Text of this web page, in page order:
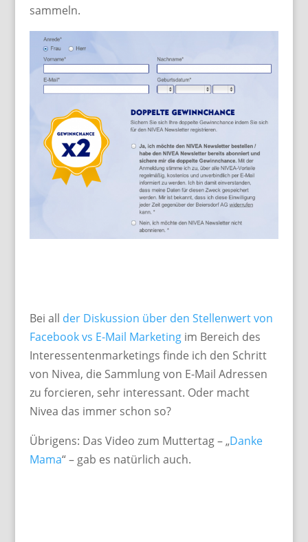
sammeln.
Bei all der Diskussion über den Stellenwert von
Facebook vs E-Mail Marketingim Bereich des
Interessentenmarketings finde ich den Schritt
von Nivea, die Sammlung von E-Mail Adressen
zu forcieren, sehr interessant. Oder macht
Nivea das immer schon so?
Übrigens: Das Video zum Muttertag – „Danke
Mama“ – gab es natürlich auch.